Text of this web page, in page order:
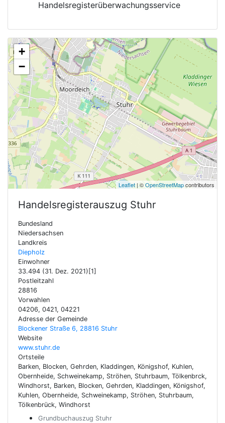
Handelsregisterüberwachungsservice
+
−
Leaflet | ©OpenStreetMapcontributors
Handelsregisterauszug Stuhr
Bundesland
Niedersachsen
Landkreis
Diepholz
Einwohner
33.494 (31. Dez. 2021)[1]
Postleitzahl
28816
Vorwahlen
04206, 0421, 04221
Adresse der Gemeinde
Blockener Straße 6, 28816 Stuhr
Website
www.stuhr.de
Ortsteile
Barken, Blocken, Gehrden, Kladdingen, Königshof, Kuhlen,
Obernheide, Schweinekamp, Ströhen, Stuhrbaum, Tölkenbrck,
Windhorst, Barken, Blocken, Gehrden, Kladdingen, Königshof,
Kuhlen, Obernheide, Schweinekamp, Ströhen, Stuhrbaum,
Tölkenbrück, Windhorst
Grundbuchauszug Stuhr